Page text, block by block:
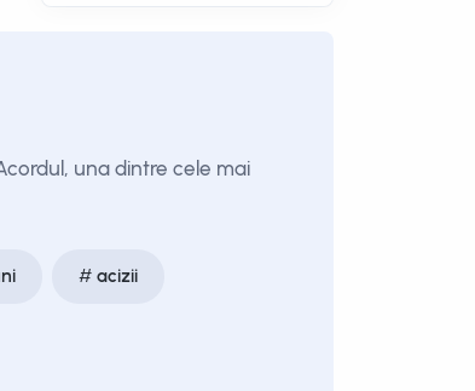
una dintre cele mai
acizii